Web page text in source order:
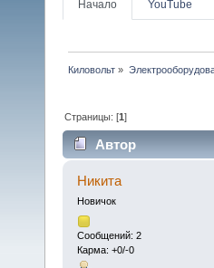
Начало YouTube
Киловольт »
Страницы: [1]
Автор
Никита
Новичок
Сообщений: 2
Карма: +0/-0